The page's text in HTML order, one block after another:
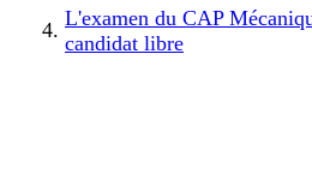
L'examen du CAP
candidat libre